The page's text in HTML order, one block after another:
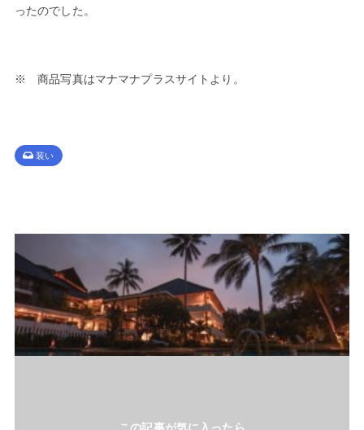
ったのでした。
※ 商品写真はマナマナプラスサイトより。
装い